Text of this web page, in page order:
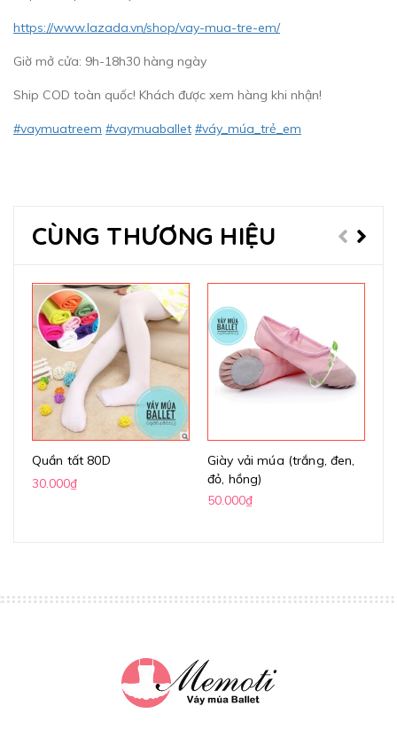
https://www.lazada.vn/shop/vay-mua-tre-em/
Giờ mở cửa: 9h-18h30 hàng ngày
Ship COD toàn quốc! Khách được xem hàng khi nhận!
#vaymuatreem #vaymuaballet #váy_múa_trẻ_em
CÙNG THƯƠNG HIỆU
Quần tất 80D
30.000₫
Giày vải múa (trắng, đen,
đỏ, hồng)
50.000₫